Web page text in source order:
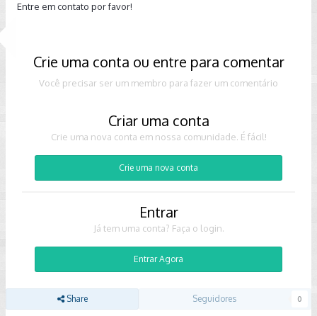
Entre em contato por favor!
Crie uma conta ou entre para comentar
Você precisar ser um membro para fazer um comentário
Criar uma conta
Crie uma nova conta em nossa comunidade. É fácil!
Crie uma nova conta
Entrar
Já tem uma conta? Faça o login.
Entrar Agora
Share Seguidores 0